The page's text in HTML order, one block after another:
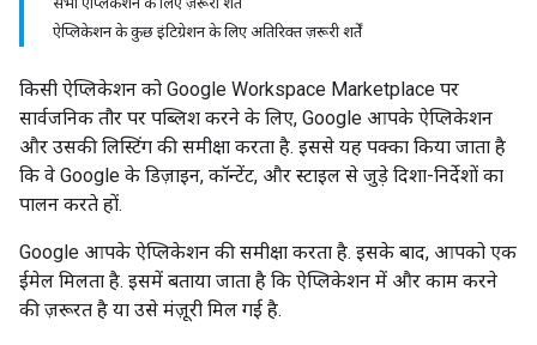
ऐप्लिकेशन के कुछ इंटिग्रेशन के लिए अतिरिक्त ज़रूरी शर्तें
किसी ऐप्लिकेशन को Google Workspace Marketplace पर
सार्वजनिक तौर पर पब्लिश करने के लिए, Google आपके ऐप्लिकेशन
और उसकी लिस्टिंग की समीक्षा करता है. इससे यह पक्का किया जाता है
कि वे Google के डिज़ाइन, कॉन्टेंट, और स्टाइल से जुड़े दिशा-निर्देशों का
पालन करते हों.
Google आपके ऐप्लिकेशन की समीक्षा करता है. इसके बाद, आपको एक
ईमेल मिलता है. इसमें बताया जाता है कि ऐप्लिकेशन में और काम करने
की ज़रूरत है या उसे मंज़ूरी मिल गई है.